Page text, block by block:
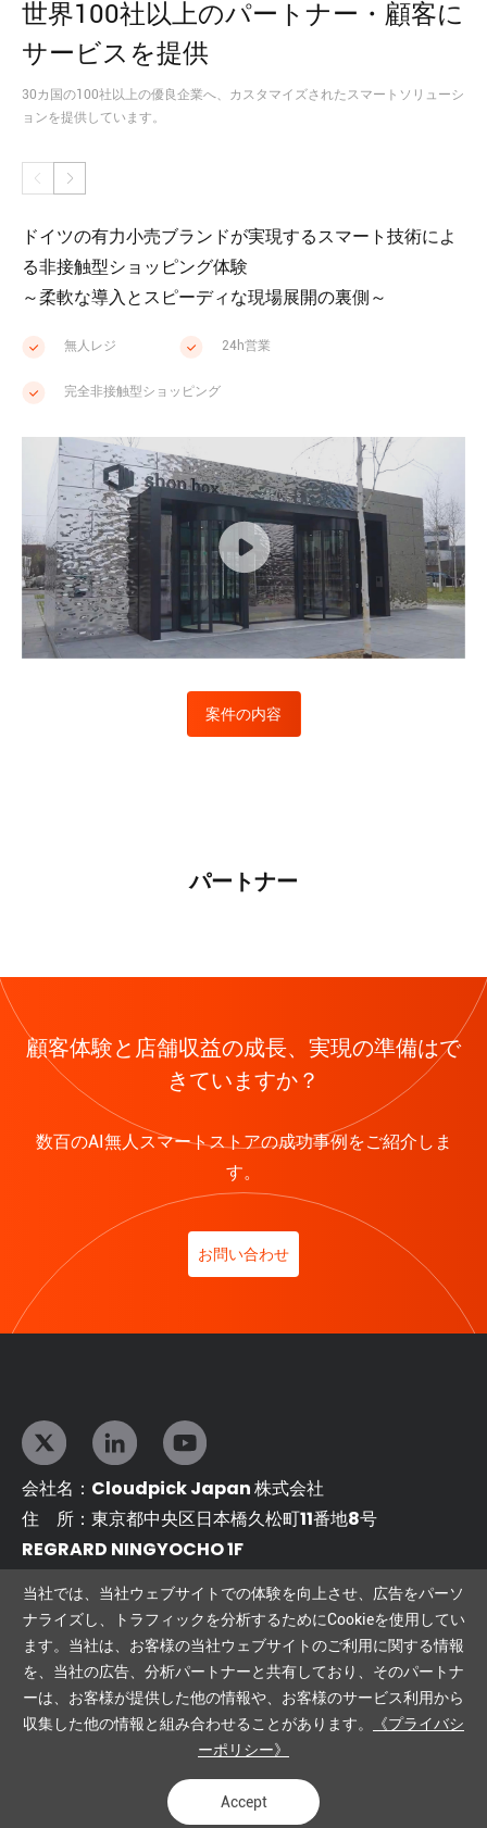
当社では、当社ウェブサイトでの体験を向上させ、広告をパーソ
ナライズし、トラフィックを分析するためにCookieを使用してい
ます。当社は、お客様の当社ウェブサイトのご利用に関する情報
を、当社の広告、分析パートナーと共有しており、そのパートナ
ーは、お客様が提供した他の情報や、お客様のサービス利用から
収集した他の情報と組み合わせることがあります。
《プライバシ
ーポリシー》
Accept
世界100社以上のパートナー・顧客に
サービスを提供
30カ国の100社以上の優良企業へ、カスタマイズされたスマートソリューシ
ョンを提供しています。
ドイツの有力小売ブランドが実現するスマート技術によ
る非接触型ショッピング体験
～柔軟な導入とスピーディな現場展開の裏側～
無人レジ 24h営業
完全非接触型ショッピング
案件の内容
パートナー
顧客体験と店舗収益の成長、実現の準備はで
きていますか？
数百のAI無人スマートストアの成功事例をご紹介しま
す。
お問い合わせ
会社名：Cloudpick Japan 株式会社
住 所：東京都中央区日本橋久松町11番地8号
REGRARD NINGYOCHO 1F
cloudpickjapan_info@cloudpick.me
相互リンク：
AI無人店舗 AI無人物品管理
Copyright©2024 Cloudpick Japan株式会社
法的声明 サイトマップ